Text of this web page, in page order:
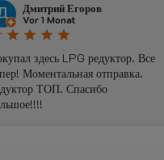
Johnny Douwma
starstar
Prima geholpen